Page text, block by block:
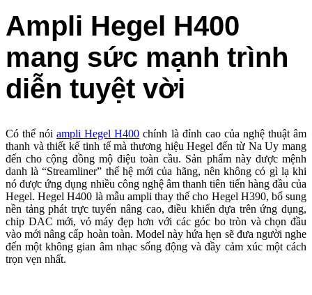
Ampli Hegel H400
mang sức mạnh trình
diễn tuyệt vời
Có thể nóiampli Hegel H400 chính là đỉnh cao của nghệ thuật âm
thanh và thiết kế tinh tế mà thương hiệu Hegel đến từ Na Uy mang
đến cho cộng đồng mộ điệu toàn cầu. Sản phẩm này được mệnh
danh là “Streamliner” thế hệ mới của hãng, nên không có gì lạ khi
nó được ứng dụng nhiều công nghệ âm thanh tiên tiến hàng đầu của
Hegel. Hegel H400 là mẫu ampli thay thế cho Hegel H390, bổ sung
nền tảng phát trực tuyến nâng cao, điều khiển dựa trên ứng dụng,
chip DAC mới, vỏ máy đẹp hơn với các góc bo tròn và chọn đầu
vào mới nâng cấp hoàn toàn. Model này hứa hẹn sẽ đưa người nghe
đến một không gian âm nhạc sống động và đầy cảm xúc một cách
trọn vẹn nhất.